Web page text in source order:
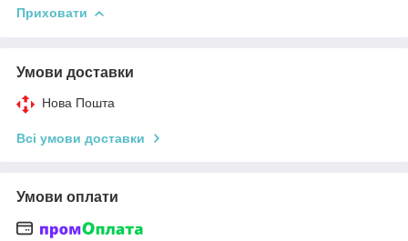
Приховати
Умови доставки
Нова Пошта
Всі умови доставки
Умови оплати